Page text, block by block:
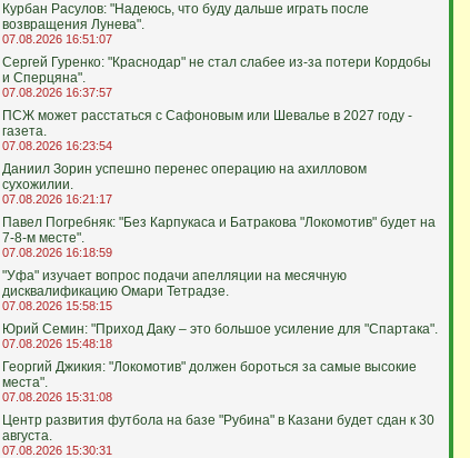
Курбан Расулов: "Надеюсь, что буду дальше играть после
возвращения Лунева".
07.08.2026 16:51:07
Сергей Гуренко: "Краснодар" не стал слабее из-за потери Кордобы
и Сперцяна".
07.08.2026 16:37:57
ПСЖ может расстаться с Сафоновым или Шевалье в 2027 году -
газета.
07.08.2026 16:23:54
Даниил Зорин успешно перенес операцию на ахилловом
сухожилии.
07.08.2026 16:21:17
Павел Погребняк: "Без Карпукаса и Батракова "Локомотив" будет на
7-8-м месте".
07.08.2026 16:18:59
"Уфа" изучает вопрос подачи апелляции на месячную
дисквалификацию Омари Тетрадзе.
07.08.2026 15:58:15
Юрий Семин: "Приход Даку – это большое усиление для "Спартака".
07.08.2026 15:48:18
Георгий Джикия: "Локомотив" должен бороться за самые высокие
места".
07.08.2026 15:31:08
Центр развития футбола на базе "Рубина" в Казани будет сдан к 30
августа.
07.08.2026 15:30:31